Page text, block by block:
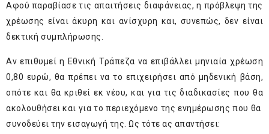
Αφού παραβίασε τις απαιτήσεις διαφάνειας, η πρόβλεψη της
χρέωσης είναι άκυρη και ανίσχυρη και, συνεπώς, δεν είναι
δεκτική συμπλήρωσης.
Αν επιθυμεί η Εθνική Τράπεζα να επιβάλλει μηνιαία χρέωση
0,80 ευρώ, θα πρέπει να το επιχειρήσει από μηδενική βάση,
οπότε και θα κριθεί εκ νέου, και για τις διαδικασίες που θα
ακολουθήσει και για το περιεχόμενο της ενημέρωσης που θα
συνοδεύει την εισαγωγή της. Ως τότε ας απαντήσει: